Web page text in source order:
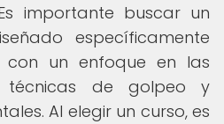
importante buscar un
específicamente
con un enfoque en las
técnicas de golpeo y
Al elegir un curso, es